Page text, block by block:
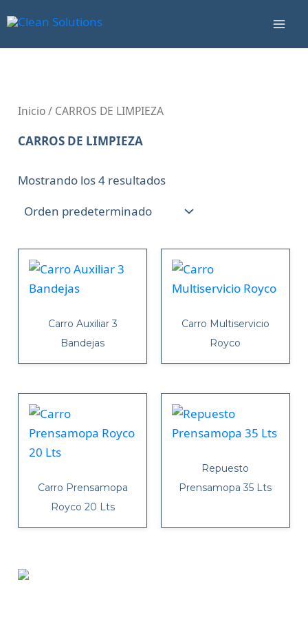
al
contenido
Inicio/ CARROS DE LIMPIEZA
CARROS DE LIMPIEZA
Mostrando los 4 resultados
Carro Auxiliar 3
Bandejas
Carro Multiservicio
Royco
Carro Prensamopa
Royco 20 Lts
Repuesto
Prensamopa 35 Lts